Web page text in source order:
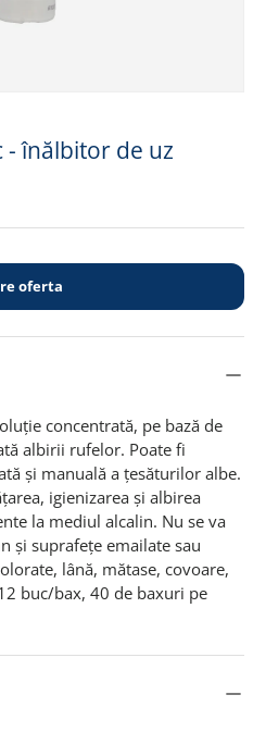
- înălbitor de uz
oferta
concentrată, pe bază de
albirii rufelor. Poate fi
și manuală a țesăturilor albe.
igienizarea și albirea
la mediul alcalin. Nu se va
și suprafețe emailate sau
lână, mătase, covoare,
buc/bax, 40 de baxuri pe